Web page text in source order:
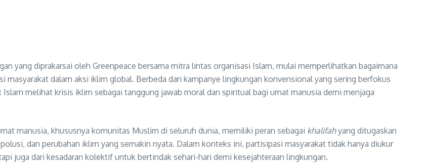
yang diprakarsai oleh Greenpeace bersama mitra lintas organisasi Islam, mulai memperlihatkan bagaimana
masyarakat dalam aksi iklim global. Berbeda dari kampanye lingkungan konvensional yang sering berfokus
melihat krisis iklim sebagai tanggung jawab moral dan spiritual bagi umat manusia demi menjaga
manusia, khususnya komunitas Muslim di seluruh dunia, memiliki peran sebagai khalifahyang ditugaskan
dan perubahan iklim yang semakin nyata. Dalam konteks ini, partisipasi masyarakat tidak hanya diukur
juga dari kesadaran kolektif untuk bertindak sehari-hari demi kesejahteraan lingkungan.